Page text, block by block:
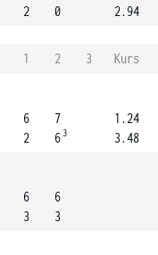
2
0
2.94
1 2 3
Kurs
6
2
7
6 3
1.24
3.48
6
3
6
3